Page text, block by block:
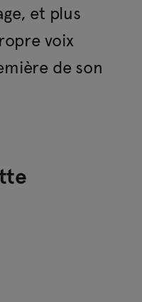
et plus
voix
de son